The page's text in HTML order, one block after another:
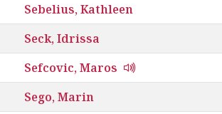
Sebelius, Kathleen
Seck, Idrissa
Sefcovic, Maros
Sego, Marin